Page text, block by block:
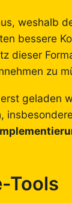
weshalb
bessere
dieser
zu
geladen
Tools